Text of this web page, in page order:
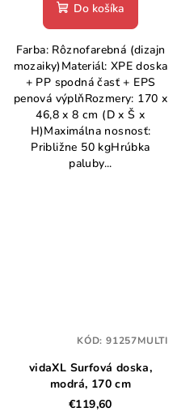
Do košíka
Farba: Rôznofarebná (dizajn
mozaiky)Materiál: XPE doska
+ PP spodná časť + EPS
penová výplňRozmery: 170 x
46,8 x 8 cm (D x Š x
H)Maximálna nosnosť:
Približne 50 kgHrúbka
paluby...
vidaXL Surfová doska,
modrá, 170 cm
€119,60
KÓD: 91257MULTI